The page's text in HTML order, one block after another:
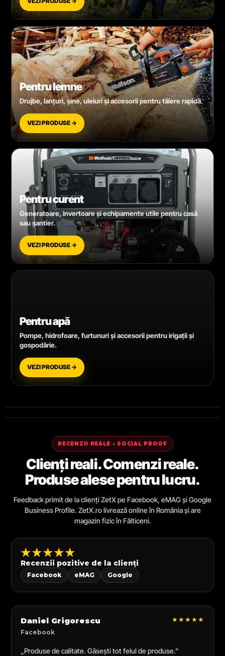
Pentru lemne
Drujbe, lanțuri, șine, uleiuri și accesorii pentru tăiere rapidă.
VEZI PRODUSE →
Pentru curent
Generatoare, invertoare și echipamente utile pentru casă
sau șantier.
VEZI PRODUSE →
Pentru apă
Pompe, hidrofoare, furtunuri și accesorii pentru irigații și
gospodărie.
VEZI PRODUSE →
RECENZII REALE • SOCIAL PROOF
Clienți reali. Comenzi reale.
Produse alese pentru lucru.
Feedback primit de la clienți ZetX pe Facebook, eMAG și Google
Business Profile. ZetX.ro livrează online în România și are
magazin fizic în Fălticeni.
★★★★★
Recenzii pozitive de la clienți
Facebook eMAG Google
Daniel Grigorescu
Facebook
★★★★★
„Produse de calitate. Găsești tot felul de produse.”